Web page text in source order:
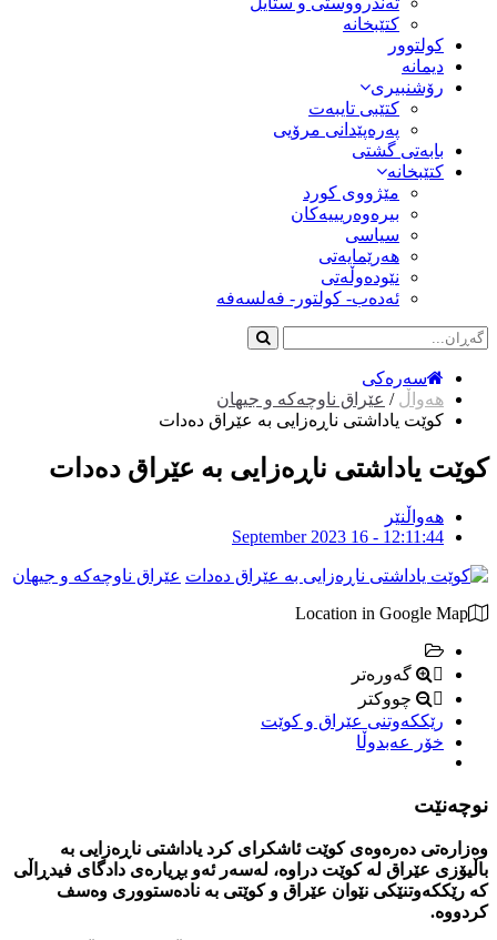
کتێبخانە
کولتوور
دیمانە
رۆشنبیری
کتێبی تایبەت
پەرەپێدانی مرۆیی
بابەتی گشتی
کتێبخانە
مێژووى کورد
بیرەوەریییەکان
سیاسى
هەرێمایەتی
نێودەوڵەتی
ئەدەب- کولتور- فەلسەفە
سەرەکی
هەواڵ / عێراق ناوچەکە و جیهان
كوێت یاداشتی ناڕەزایی بە عێراق دەدات
كوێت یاداشتی ناڕەزایی بە عێراق دەدات
هەواڵنێر
September 2023 16 - 12:11:44
عێراق ناوچەکە و جیهان
Location in Google Map
گەورەتر
چووکتر
رێككەوتنی عێراق و كوێت
خۆر عەبدوڵا
نوچه‌نێت
وەزارەتی دەرەوەی كوێت ئاشكرای كرد یاداشتی ناڕەزایی بە
باڵیۆزی عێراق لە كوێت دراوە، لەسەر ئەو بڕیارەی دادگای فیدڕاڵی
كە رێككەوتنێكی نێوان عێراق و كوێتی بە نادەستووری وەسف
كردووە.